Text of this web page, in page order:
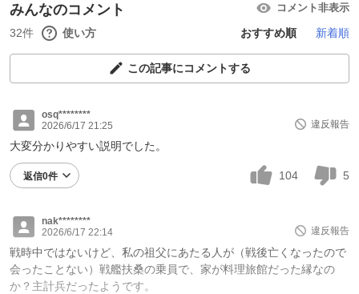
みんなのコメント コメント非表示
32件 使い方 おすすめ順 新着順
この記事にコメントする
osq********
2026/6/17 21:25
違反報告
大変分かりやすい説明でした。
返信0件 104 5
nak********
2026/6/17 22:14
違反報告
戦時中ではないけど、私の祖父にあたる人が（戦後亡くなったので
会ったことない）戦艦扶桑の乗員で、家が料理旅館だった縁なの
か？主計兵だったようです。